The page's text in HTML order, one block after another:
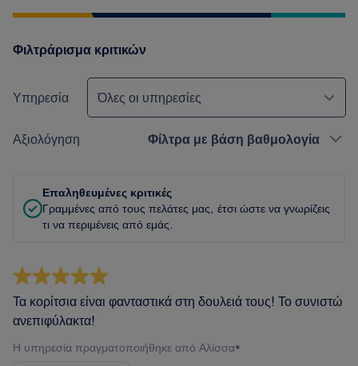
Φιλτράρισμα κριτικών
Υπηρεσία Όλες οι υπηρεσίες
Αξιολόγηση Φίλτρα με βάση βαθμολογία
Επαληθευμένες κριτικές
Γραμμένες από τους πελάτες μας, έτσι ώστε να γνωρίζεις
τι να περιμένεις από εμάς.
Τα κορίτσια είναι φανταστικά στη δουλειά τους! Το συνιστώ
ανεπιφύλακτα!
Η υπηρεσία πραγματοποιήθηκε από Αλίσσα•